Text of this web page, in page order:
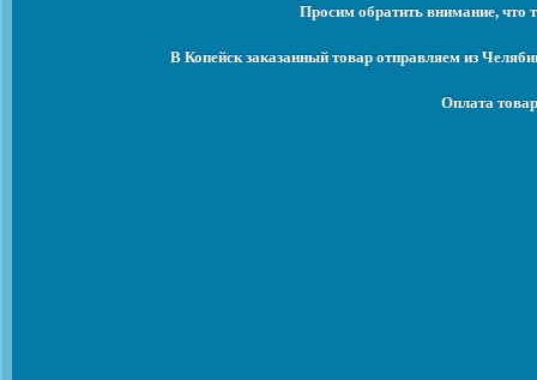
Просим обратить внимание, что
В Копейск заказанный товар отправляем из
Оплата